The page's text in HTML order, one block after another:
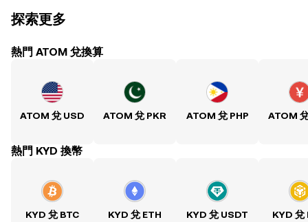
探索更多
熱門 ATOM 兌換算
ATOM 兌 USD ATOM 兌 PKR ATOM 兌 PHP ATOM
熱門 KYD 換幣
KYD 兌 BTC KYD 兌 ETH KYD 兌 USDT KYD 兌